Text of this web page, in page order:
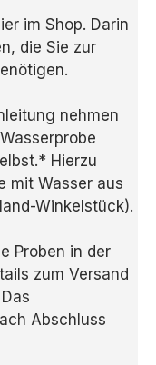
im Shop. Darin
die Sie zur
nehmen
Hierzu
mit Wasser aus
Winkelstück).
Proben in der
zum Versand
Abschluss